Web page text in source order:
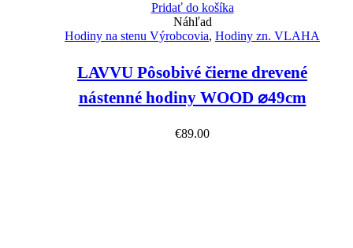
Pridať do košíka
Náhľad
Hodiny na stenu Výrobcovia, Hodiny zn. VLAHA
LAVVU Pôsobivé čierne drevené
nástenné hodiny WOOD ⌀49cm
€89.00